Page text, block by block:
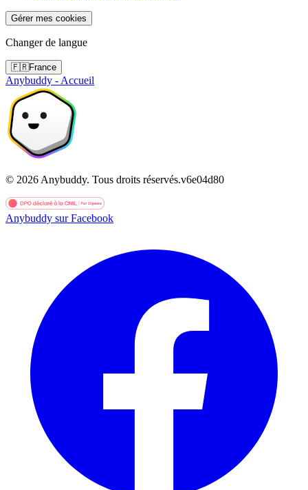
Gérer mes cookies
Changer de langue
🇫🇷France
Anybuddy - Accueil
© 2026 Anybuddy. Tous droits réservés.v6e04d80
Anybuddy sur Facebook